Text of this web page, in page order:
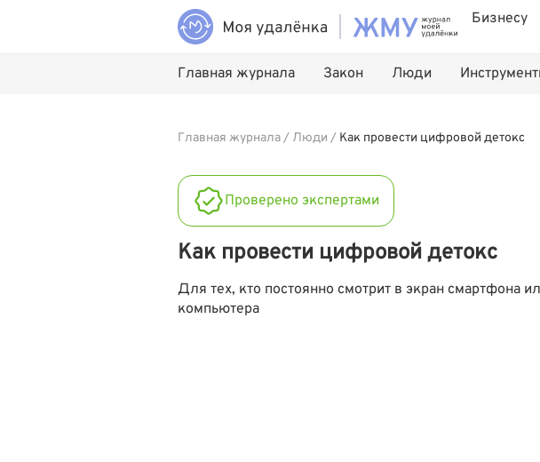
Бизнесу
Главная журнала Закон Люди
Главная журнала/ Люди / Как провести цифровой детокс
Проверено экспертами
Как провести цифровой детокс
Для тех, кто постоянно смотрит в экран смартфона
компьютера